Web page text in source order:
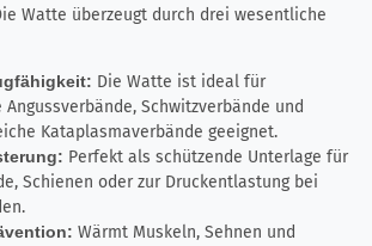
Watte überzeugt durch drei wesentliche
Die Watte ist ideal für
Schwitzverbände und
Kataplasmaverbände geeignet.
Perfekt als schützende Unterlage für
Schienen oder zur Druckentlastung bei
Wärmt Muskeln, Sehnen und